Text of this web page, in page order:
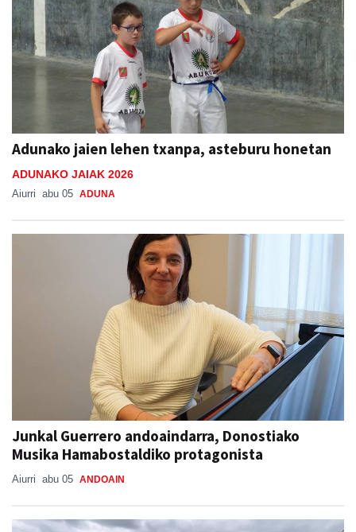
Adunako jaien lehen txanpa, asteburu honetan
ADUNAKO JAIAK 2026
Aiurri abu 05 ADUNA
Junkal Guerrero andoaindarra, Donostiako
Musika Hamabostaldiko protagonista
Aiurri abu 05 ANDOAIN